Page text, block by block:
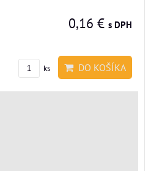
0,16 € s DPH
ks DO KOŠÍKA